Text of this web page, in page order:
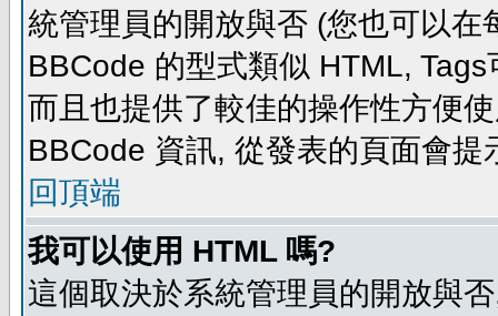
統管理員的開放與否 (您也可以
BBCode 的型式類似 HTML,
而且也提供了較佳的操作性方便
BBCode 資訊, 從發表的頁面會提
回頂端
我可以使用 HTML 嗎?
這個取決於系統管理員的開放與